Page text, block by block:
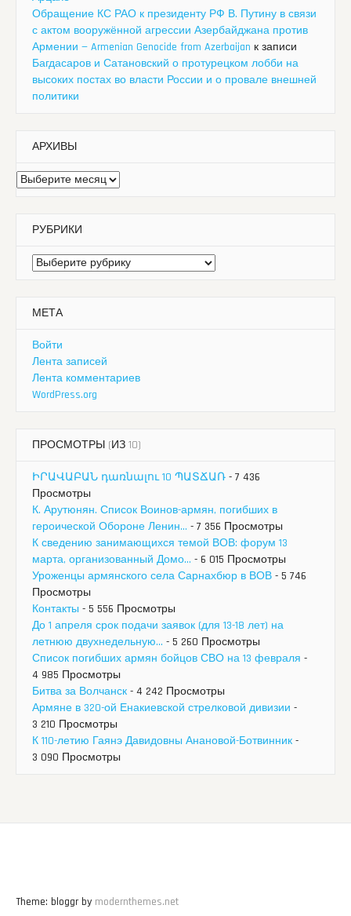
Обращение КС РАО к президенту РФ В. Путину в связи
с актом вооружённой агрессии Азербайджана против
Армении — Armenian Genocide from Azerbaijan к записи
Багдасаров и Сатановский о протурецком лобби на
высоких постах во власти России и о провале внешней
политики
АРХИВЫ
Архивы
РУБРИКИ
Рубрики
МЕТА
Войти
Лента записей
Лента комментариев
WordPress.org
ПРОСМОТРЫ (ИЗ 10)
ԻՐԱՎԱԲԱՆ դառնալու 10 ՊԱՏՃԱՌ - 7 436
Просмотры
К. Арутюнян. Список Воинов-армян, погибших в
героической Обороне Ленин... - 7 356 Просмотры
К сведению занимающихся темой ВОВ: форум 13
марта, организованный Домо... - 6 015 Просмотры
Уроженцы армянского села Сарнахбюр в ВОВ - 5 746
Просмотры
Контакты - 5 556 Просмотры
До 1 апреля срок подачи заявок (для 13-18 лет) на
летнюю двухнедельную... - 5 260 Просмотры
Список погибших армян бойцов СВО на 13 февраля -
4 985 Просмотры
Битва за Волчанск - 4 242 Просмотры
Армяне в 320-ой Енакиевской стрелковой дивизии -
3 210 Просмотры
К 110-летию Гаянэ Давидовны Анановой-Ботвинник -
3 090 Просмотры
Theme: bloggr by modernthemes.net